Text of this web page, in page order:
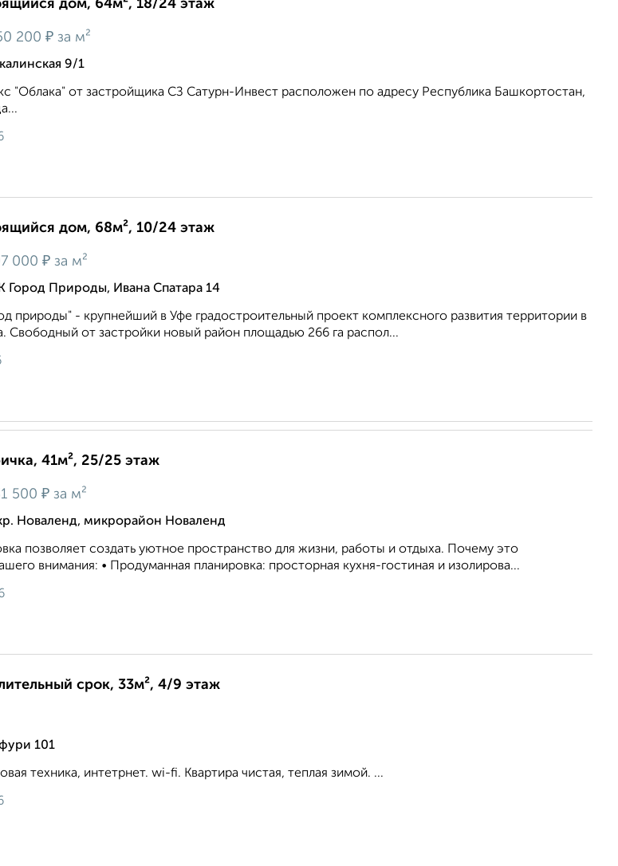
дом, 64м², 18/24 этаж
200 ₽ за м²
9/1
"Облака" от застройщика СЗ Сатурн-Инвест расположен по адресу Республика Башкортостан,
дом, 68м², 10/24 этаж
000 ₽ за м²
Природы, Ивана Спатара 14
природы" - крупнейший в Уфе градостроительный проект комплексного развития территории в
Свободный от застройки новый район площадью 266 га распол...
41м², 25/25 этаж
500 ₽ за м²
Новаленд, микрорайон Новаленд
позволяет создать уютное пространство для жизни, работы и отдыха. Почему это
внимания: • Продуманная планировка: просторная кухня-гостиная и изолирова...
срок, 33м², 4/9 этаж
101
техника, интетрнет. wi-fi. Квартира чистая, теплая зимой. ...